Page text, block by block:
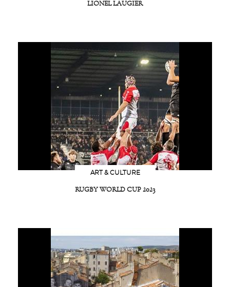
LIONEL LAUGIER
ART & CULTURE
RUGBY WORLD CUP 2023